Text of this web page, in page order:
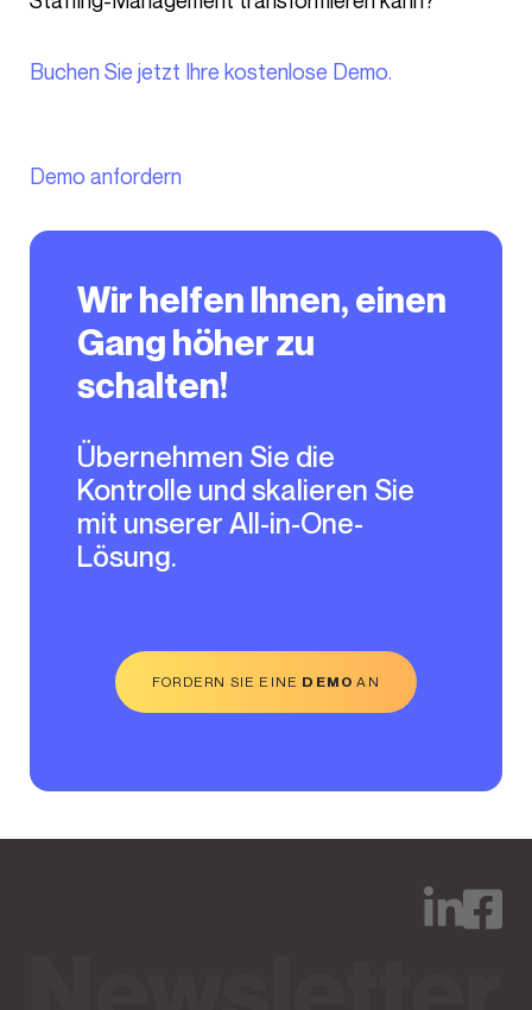
Wir helfen Ihnen, einen
Gang höher zu
schalten!
Übernehmen Sie die
Kontrolle und skalieren Sie
mit unserer All-in-One-
Lösung.
FORDERN SIE EINE DEMO AN
Buchen Sie jetzt Ihre kostenlose Demo.
Demo anfordern